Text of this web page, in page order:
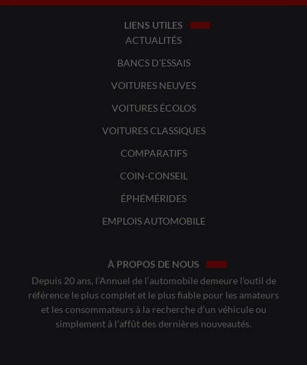
LIENS UTILES
ACTUALITÉS
BANCS D'ESSAIS
VOITURES NEUVES
VOITURES ÉCOLOS
VOITURES CLASSIQUES
COMPARATIFS
COIN-CONSEIL
ÉPHÉMÉRIDES
EMPLOIS AUTOMOBILE
À PROPOS DE NOUS
Depuis 20 ans, l’Annuel de l’automobile demeure l’outil de
référence le plus complet et le plus fiable pour les amateurs
et les consommateurs à la recherche d’un véhicule ou
simplement à l’affût des dernières nouveautés.